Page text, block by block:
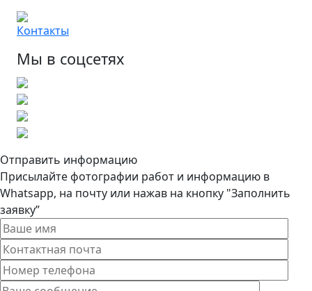
Контакты
Мы в соцсетях
Отправить информацию
Присылайте фотографии работ и информацию в
Whatsapp, на почту или нажав на кнопку "Заполнить
заявку”